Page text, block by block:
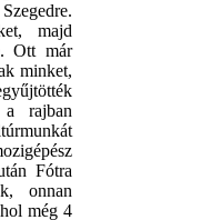
majd
Ott már
minket,
rajban
Fótra
onnan
még 4